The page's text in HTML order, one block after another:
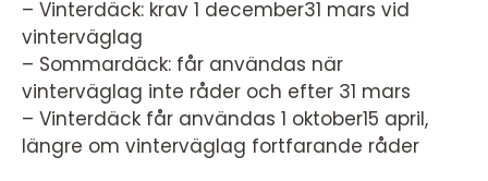
– Vinterdäck: krav 1 december31 mars vid
vinterväglag
– Sommardäck: får användas när
vinterväglag inte råder och efter 31 mars
– Vinterdäck får användas 1 oktober15 april,
längre om vinterväglag fortfarande råder